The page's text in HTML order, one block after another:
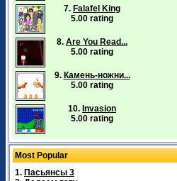
7. Falafel King
5.00 rating
8. Are You Read...
5.00 rating
9. Камень-ножни...
5.00 rating
10. Invasion
5.00 rating
Most Popular
1. Пасьянсы 3